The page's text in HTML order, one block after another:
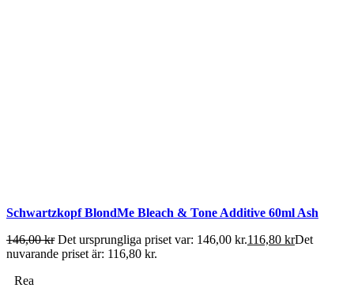
Schwartzkopf BlondMe Bleach & Tone Additive 60ml Ash
146,00kr Det ursprungliga priset var: 146,00 kr.116,80 krDet
nuvarande priset är: 116,80 kr.
Rea